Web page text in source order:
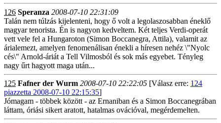
126 Speranza 2008-07-10 22:31:09
Talán nem túlzás kijelenteni, hogy ő volt a legolaszosabban éneklő
magyar tenorista. Én is nagyon kedveltem. Két teljes Verdi-operát
vett vele fel a Hungaroton (Simon Boccanegra, Attila), valamit az
árialemezt, amelyen fenomenálisan énekli a híresen nehéz \"Nyolc
cés\" Arnold-áriát a Tell Vilmosból és sok más egyebet. Tényleg
nagy űrt hagyott maga után...
125 Fafner der Wurm 2008-07-10 22:22:05 [Válasz erre: 124
piazzetta 2008-07-10 22:15:35]
Jómagam - többek között - az Ernaniban és a Simon Boccanegrában
láttam, óriási sikert aratott, hatalmas ovációval, megérdemelten.